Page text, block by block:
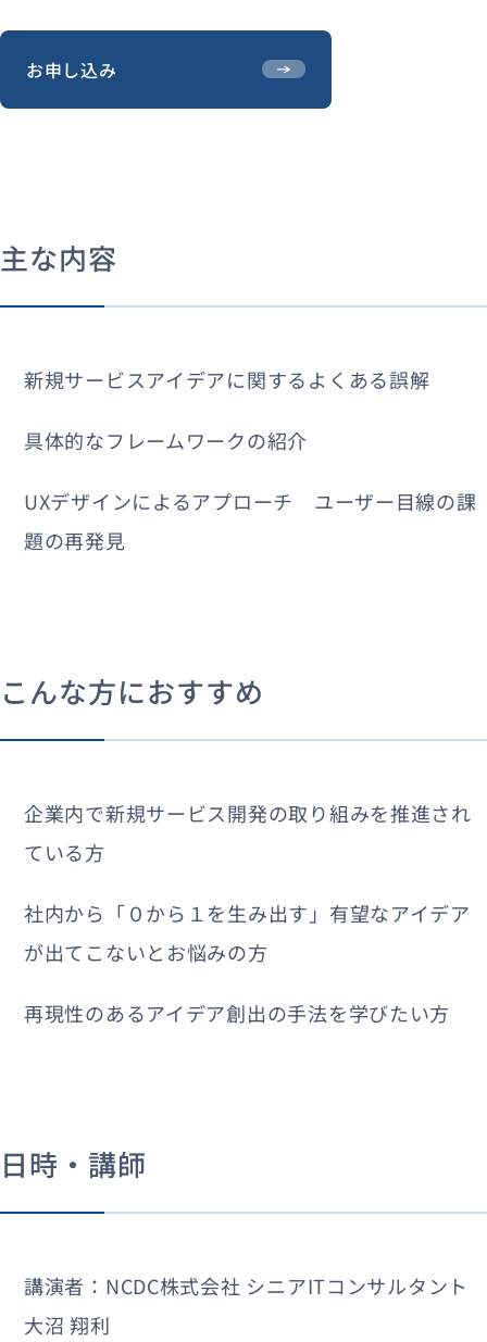
お申し込み
主な内容
新規サービスアイデアに関するよくある誤解
具体的なフレームワークの紹介
UXデザインによるアプローチ ユーザー目線の課
題の再発見
こんな方におすすめ
企業内で新規サービス開発の取り組みを推進され
ている方
社内から「０から１を生み出す」有望なアイデア
が出てこないとお悩みの方
再現性のあるアイデア創出の手法を学びたい方
日時・講師
講演者：NCDC株式会社 シニアITコンサルタント
大沼 翔利